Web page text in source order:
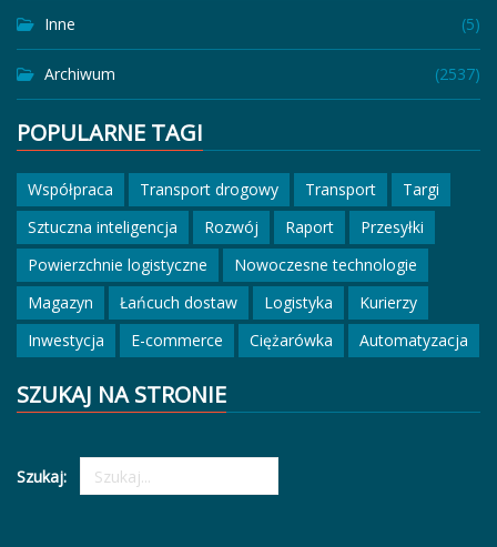
Inne (5)
Archiwum (2537)
POPULARNE TAGI
Współpraca Transport drogowy Transport
Targi
Sztuczna inteligencja
Rozwój Raport
Przesyłki
Powierzchnie logistyczne
Nowoczesne technologie
Magazyn
Łańcuch dostaw Logistyka
Kurierzy
Inwestycja
E-commerce Ciężarówka Automatyzacja
SZUKAJ NA STRONIE
Szukaj: